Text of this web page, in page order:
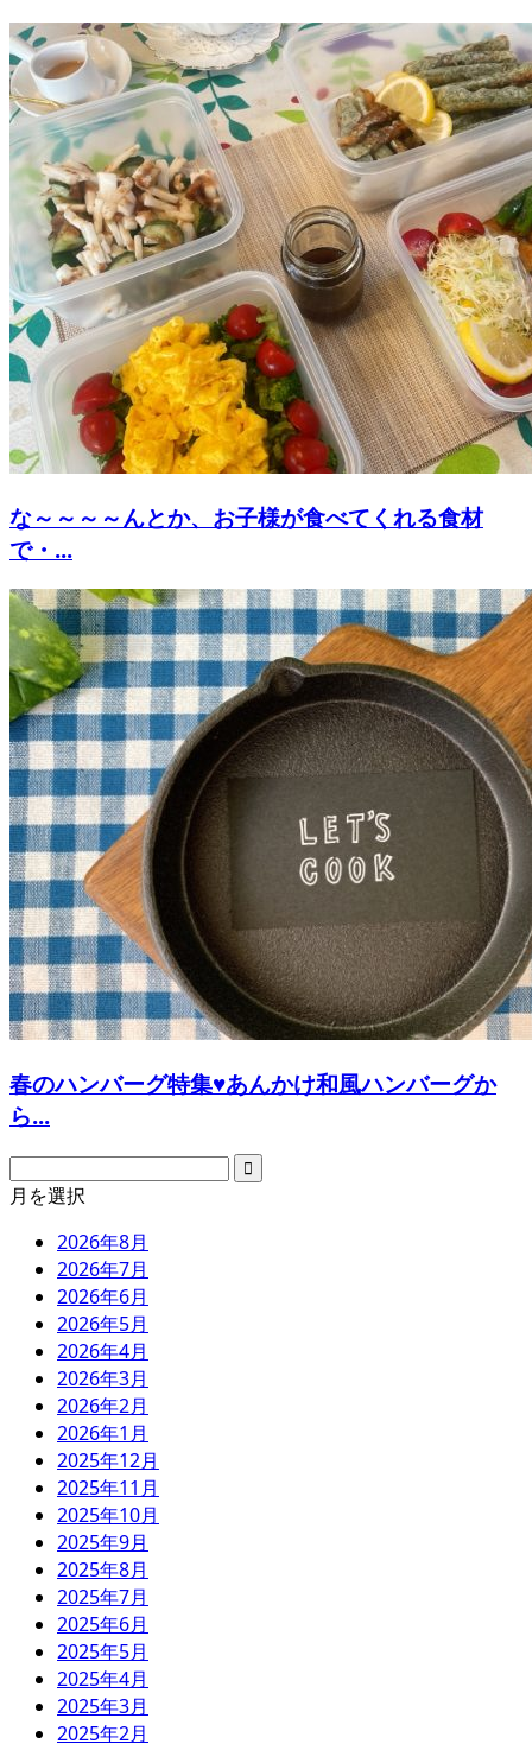
な～～～～んとか、お子様が食べてくれる食材
で・...
春のハンバーグ特集♥あんかけ和風ハンバーグか
ら...
月を選択
2026年8月
2026年7月
2026年6月
2026年5月
2026年4月
2026年3月
2026年2月
2026年1月
2025年12月
2025年11月
2025年10月
2025年9月
2025年8月
2025年7月
2025年6月
2025年5月
2025年4月
2025年3月
2025年2月